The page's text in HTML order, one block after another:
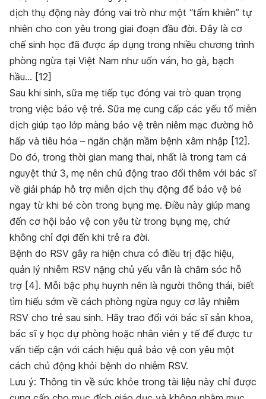
dịch thụ động này đóng vai trò như một “tấm khiên” tự
nhiên cho con yêu trong giai đoạn đầu đời. Đây là cơ
chế sinh học đã được áp dụng trong nhiều chương trình
phòng ngừa tại Việt Nam như uốn ván, ho gà, bạch
hầu… [12]
Sau khi sinh, sữa mẹ tiếp tục đóng vai trò quan trọng
trong việc bảo vệ trẻ. Sữa mẹ cung cấp các yếu tố miễn
dịch giúp tạo lớp màng bảo vệ trên niêm mạc đường hô
hấp và tiêu hóa – ngăn chặn mầm bệnh xâm nhập [12].
Do đó, trong thời gian mang thai, nhất là trong tam cá
nguyệt thứ 3, mẹ nên chủ động trao đổi thêm với bác sĩ
về giải pháp hỗ trợ miễn dịch thụ động để bảo vệ bé
ngay từ khi bé còn trong bụng mẹ. Điều này giúp mang
đến cơ hội bảo vệ con yêu từ trong bụng mẹ, chứ
không chỉ đợi đến khi trẻ ra đời.
Bệnh do RSV gây ra hiện chưa có điều trị đặc hiệu,
quản lý nhiễm RSV nặng chủ yếu vẫn là chăm sóc hỗ
trợ [4]. Mỗi bậc phụ huynh nên là người thông thái, biết
tìm hiểu sớm về cách phòng ngừa nguy cơ lây nhiễm
RSV cho trẻ sau sinh. Hãy trao đổi với bác sĩ sản khoa,
bác sĩ y học dự phòng hoặc nhân viên y tế để được tư
vấn tiếp cận với cách hiệu quả bảo vệ con yêu một
cách chủ động khỏi bệnh do nhiễm RSV.
Lưu ý: Thông tin về sức khỏe trong tài liệu này chỉ được